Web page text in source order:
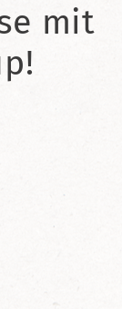
mit